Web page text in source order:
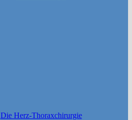
Die Herz-Thoraxchirurgie